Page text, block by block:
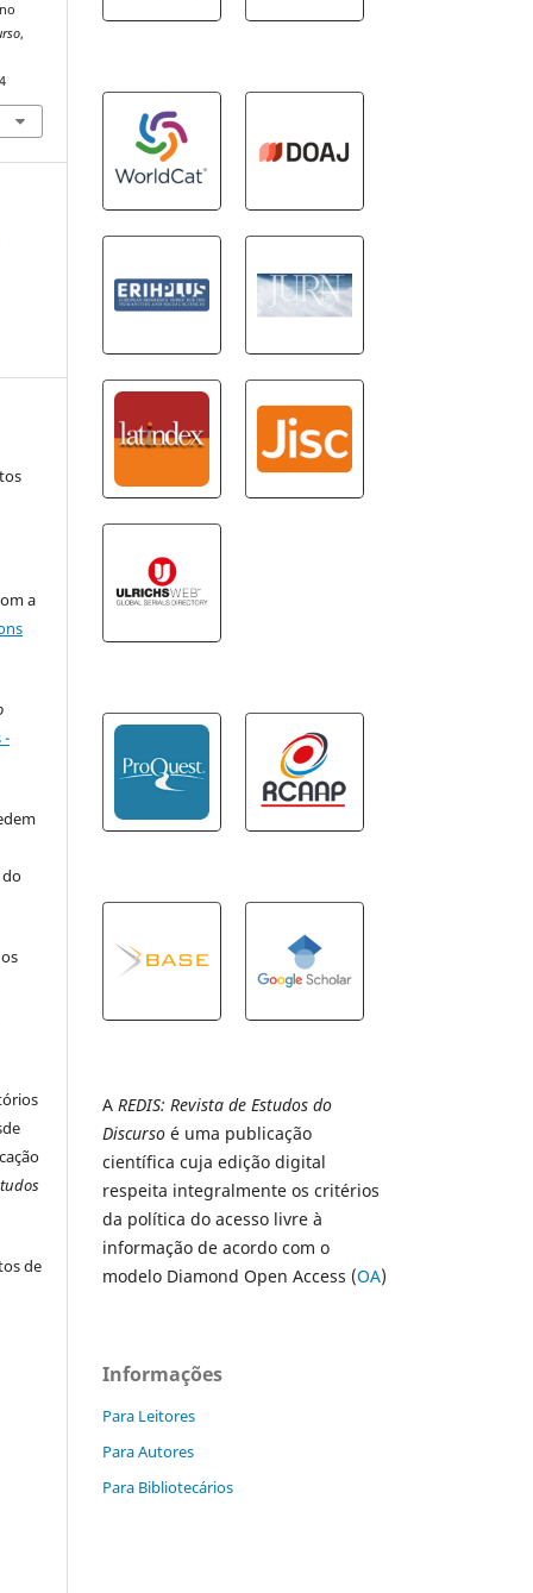
,
a
-
do
de
A REDIS: Revista de Estudos do
Discurso é uma publicação
científica cuja edição digital
respeita integralmente os critérios
da política do acesso livre à
informação de acordo com o
modelo Diamond Open Access (OA)
Informações
Para Leitores
Para Autores
Para Bibliotecários